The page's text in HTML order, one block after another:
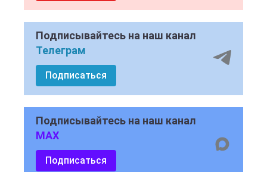
Подписывайтесь на наш канал
Телеграм
Подписаться
Подписывайтесь на наш канал
MAX
Подписаться